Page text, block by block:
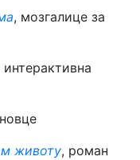
, мозгалице за
интерактивна
животу, роман